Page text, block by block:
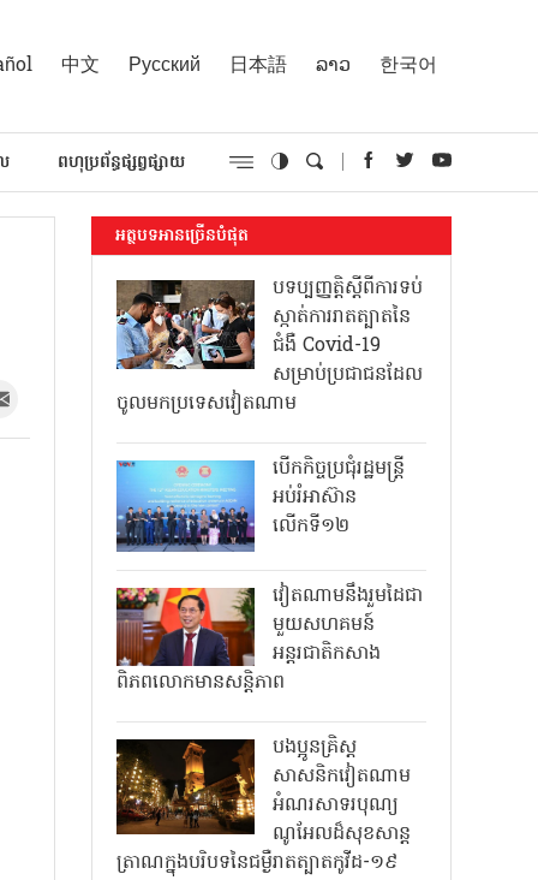
中文 Русский 日本語 ລາວ 한국어
ពហុប្រព័ន្ធផ្សព្វផ្សាយ
អត្ថបទអានច្រើនបំផុត
បទប្បញ្ញត្តិស្តីពីការទប់
ស្កាត់ការរាតត្បាតនៃ
ជំងឺ Covid-19
សម្រាប់ប្រជាជនដែល
ចូលមកប្រទេសវៀតណាម
បើកកិច្ចប្រជុំរដ្ឋមន្ត្រី
អប់រំអាស៊ាន
លើកទី១២
វៀតណាមនឹងរួមដៃជា
មួយសហគមន៍
អន្តរជាតិកសាង
ពិភពលោកមានសន្តិភាព
បងប្អូនគ្រិស្ត
សាសនិកវៀតណាម
អំណរសាទរបុណ្យ
ណូអែលដ៏សុខសាន្ត
ត្រាណក្នុងបរិបទនៃជម្ងឺរាតត្បាតកូវីដ-១៩